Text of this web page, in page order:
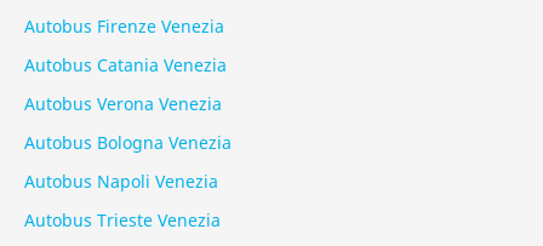
Autobus Firenze Venezia
Autobus Catania Venezia
Autobus Verona Venezia
Autobus Bologna Venezia
Autobus Napoli Venezia
Autobus Trieste Venezia